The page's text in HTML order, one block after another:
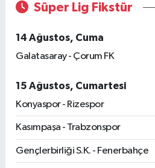
Süper Lig Fikstür
14 Ağustos, Cuma
Galatasaray - Çorum FK
15 Ağustos, Cumartesi
Konyaspor - Rizespor
Kasımpaşa - Trabzonspor
Gençlerbirliği S.K. - Fenerbahçe